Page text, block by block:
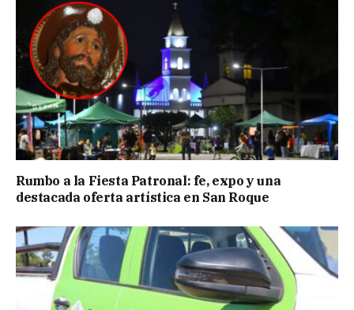
Rumbo a la Fiesta Patronal: fe, expo y una
destacada oferta artística en San Roque